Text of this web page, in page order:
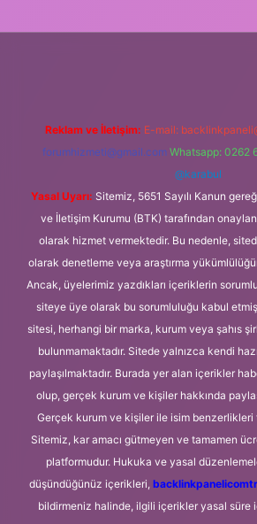
Reklam ve İletişim: E-mail:
forumhizmeti@gmail.com Whatsapp: 0262
@karabul
Yasal Uyarı: Sitemiz, 5651 Sayılı Kanun
ve İletişim Kurumu (BTK) tarafından
olarak hizmet vermektedir. Bu nedenle,
olarak denetleme veya araştırma
Ancak, üyelerimiz yazdıkları içeriklerin
siteye üye olarak bu sorumluluğu kabul etmiş
sitesi, herhangi bir marka, kurum veya şahıs
bulunmamaktadır. Sitede yalnızca kendi
paylaşılmaktadır. Burada yer alan içerikler
olup, gerçek kurum ve kişiler hakkında
Gerçek kurum ve kişiler ile isim benzerlikleri
Sitemiz, kar amacı gütmeyen ve tamamen
platformudur. Hukuka ve yasal
düşündüğünüz içerikleri,
bildirmeniz halinde, ilgili içerikler yasal süre